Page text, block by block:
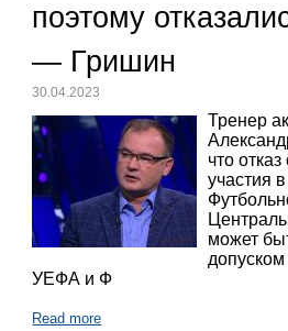
поэтому
— Гришин
30.04.2023
Тренер
что
участия
может
УЕФА и Ф
Read more